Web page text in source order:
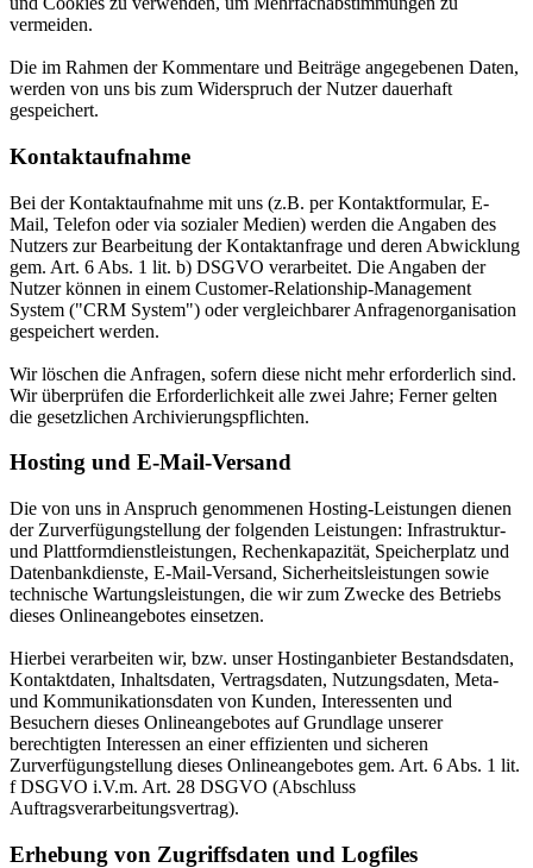
vermeiden.
Die im Rahmen der Kommentare und Beiträge angegebenen Daten,
werden von uns bis zum Widerspruch der Nutzer dauerhaft
gespeichert.
Kontaktaufnahme
Bei der Kontaktaufnahme mit uns (z.B. per Kontaktformular, E-
Mail, Telefon oder via sozialer Medien) werden die Angaben des
Nutzers zur Bearbeitung der Kontaktanfrage und deren Abwicklung
gem. Art. 6 Abs. 1 lit. b) DSGVO verarbeitet. Die Angaben der
Nutzer können in einem Customer-Relationship-Management
System ("CRM System") oder vergleichbarer Anfragenorganisation
gespeichert werden.
Wir löschen die Anfragen, sofern diese nicht mehr erforderlich sind.
Wir überprüfen die Erforderlichkeit alle zwei Jahre; Ferner gelten
die gesetzlichen Archivierungspflichten.
Hosting und E-Mail-Versand
Die von uns in Anspruch genommenen Hosting-Leistungen dienen
der Zurverfügungstellung der folgenden Leistungen: Infrastruktur-
und Plattformdienstleistungen, Rechenkapazität, Speicherplatz und
Datenbankdienste, E-Mail-Versand, Sicherheitsleistungen sowie
technische Wartungsleistungen, die wir zum Zwecke des Betriebs
dieses Onlineangebotes einsetzen.
Hierbei verarbeiten wir, bzw. unser Hostinganbieter Bestandsdaten,
Kontaktdaten, Inhaltsdaten, Vertragsdaten, Nutzungsdaten, Meta-
und Kommunikationsdaten von Kunden, Interessenten und
Besuchern dieses Onlineangebotes auf Grundlage unserer
berechtigten Interessen an einer effizienten und sicheren
Zurverfügungstellung dieses Onlineangebotes gem. Art. 6 Abs. 1 lit.
f DSGVO i.V.m. Art. 28 DSGVO (Abschluss
Auftragsverarbeitungsvertrag).
Erhebung von Zugriffsdaten und Logfiles